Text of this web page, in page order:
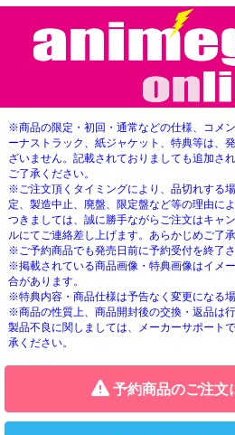
※商品の限定・初回・通常などの仕様、コメ
ーナストラック、紙ジャケット、特典等は、
ざいません。記載されておりましても追加さ
ご了承ください。
※ご注文頂くタイミングにより、品切れする
定、製造中止、廃盤、限定盤など等の理由に
つきましては、誠に勝手ながらご注文はキャ
ルにてご連絡差し上げます。あらかじめご了
※ご予約商品でも発売日前に予約受付を終了
※掲載されている商品画像・特典画像はイメ
合があります。
※特典内容・商品仕様は予告なく変更になる場
※商品の性質上、商品開封後の交換・返品は
製品不良に関しましては、メーカーサポート
承ください。
予約商品のご注文